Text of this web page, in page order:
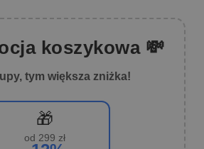
koszykowa 💸
tym większa zniżka!
🎁
od 299 zł